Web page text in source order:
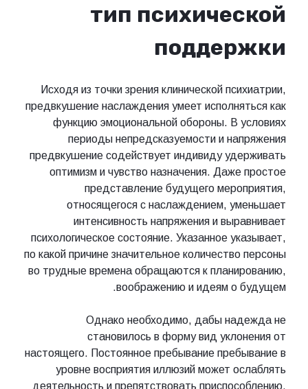
тип психической
поддержки
Исходя из точки зрения клинической психиатрии,
предвкушение наслаждения умеет исполняться как
функцию эмоциональной обороны. В условиях
периоды непредсказуемости и напряжения
предвкушение содействует индивиду удерживать
оптимизм и чувство назначения. Даже простое
представление будущего мероприятия,
относящегося с наслаждением, уменьшает
интенсивность напряжения и выравнивает
психологическое состояние. Указанное указывает,
по какой причине значительное количество персоны
во трудные времена обращаются к планированию,
воображению и идеям о будущем.
Однако необходимо, дабы надежда не
становилось в форму вид уклонения от
настоящего. Постоянное пребывание пребывание в
уровне восприятия иллюзий может ослаблять
деятельность и препятствовать приспособлению.